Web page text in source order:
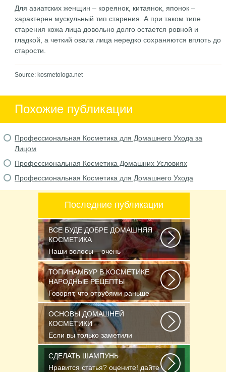
Для азиатских женщин – кореянок, китаянок, японок –
характерен мускульный тип старения. А при таком типе
старения кожа лица довольно долго остается ровной и
гладкой, а четкий овала лица нередко сохраняются вплоть до
старости.
Source: kosmetologa.net
Похожие публикации
Профессиональная Косметика для Домашнего Ухода за
Лицом
Профессиональная Косметика Домашних Условиях
Профессиональная Косметика для Домашнего Ухода
Последние публикации
ВСЕ БУДЕ ДОБРЕ ДОМАШНЯЯ
КОСМЕТИКА
Наши волосы – очень
чувствительные и капризные.
Часто они реагируют на...
ТОПИНАМБУР В КОСМЕТИКЕ
НАРОДНЫЕ РЕЦЕПТЫ
Говорят, что отрубями раньше
кормили только животных, а люди
стали есть...
ОСНОВЫ ДОМАШНЕЙ
КОСМЕТИКИ
Если вы только заметили
появление первых морщинок или
уже утратили им счет...
СДЕЛАТЬ ШАМПУНЬ
Нравится статья? оцените! дайте